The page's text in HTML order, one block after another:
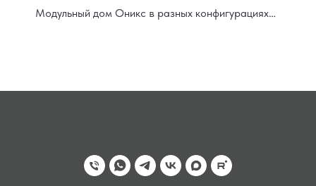
Модульный дом Оникс в разных конфигурациях